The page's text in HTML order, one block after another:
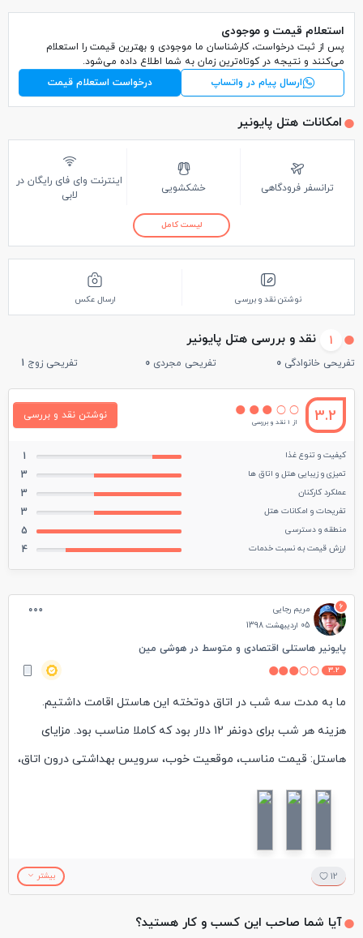
استعلام قیمت و موجودی
پس از ثبت درخواست، کارشناسان ما موجودی و بهترین قیمت را استعلام
می‌کنند و نتیجه در کوتاه‌ترین زمان به شما اطلاع داده می‌شود.
ارسال پیام در واتساپ
درخواست استعلام قیمت
امکانات هتل پایونیر
ترانسفر فرودگاهی خشکشویی
اینترنت وای فای رایگان در
لابی
لیست کامل
نوشتن نقد و بررسی ارسال عکس
1 نقد و بررسی هتل پایونیر
تفریحی خانوادگی 0 تفریحی مجردی 0 تفریحی زوج 1
3.2 از 1 نقد و بررسی
نوشتن نقد و بررسی
کیفیت و تنوع غذا 1
تمیزی و زیبایی هتل و اتاق ها 3
عملکرد کارکنان 3
تفریحات و امکانات هتل 3
منطقه و دسترسی 5
ارزش قیمت به نسبت خدمات 4
6
مریم رجایی
05 اردیبهشت 1398
پایونیر هاستلی اقتصادی و متوسط در هوشی مین
3.2
ما به مدت سه شب در اتاق دوتخته این هاستل اقامت داشتیم.
هزینه هر شب برای دونفر 12 دلار بود که کاملا مناسب بود. مزایای
هاستل: قیمت مناسب، موقعیت خوب، سرویس بهداشتی درون اتاق،
تمیز بودن اولیه اتاق، راحتی تخت، وجود یخچال در اتاق، ساکت بودن
روزانه، کوچک بودن اتاق و سرویس بهداشتی، گران فروش بودن
نداشتن شامپو و صابون، نداشتن اسانسور و پله های باریک. در
12 بیشتر
آیا شما صاحب این کسب و کار هستید؟